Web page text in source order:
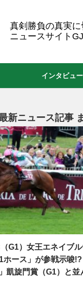
真剣勝負の真実
ニュースサイトGJ
新ニュース記事
G1）女王エネイブ
ホース」が参戦示唆!?
凱旋門賞（G1）と並
インタビュー